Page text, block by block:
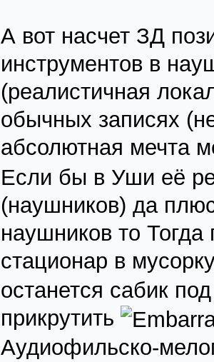
А вот насчет ЗД
инструментов в
(реалистичная
обычных записях
абсолютная мечта
Если бы в Уши её
(наушников) да
наушников то Тогда
стационар в
останется сабик
прикрутить
Аудиофильско-